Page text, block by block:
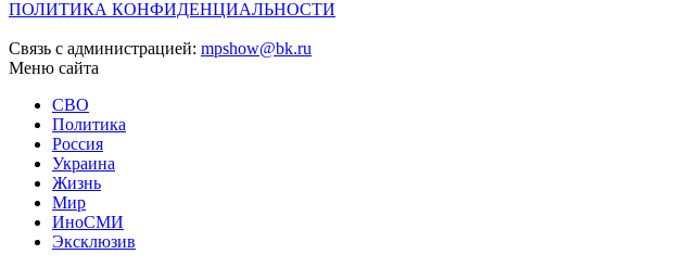
ПОЛИТИКА КОНФИДЕНЦИАЛЬНОСТИ
Связь с администрацией: mpshow@bk.ru
Меню сайта
СВО
Политика
Россия
Украина
Жизнь
Мир
ИноСМИ
Эксклюзив